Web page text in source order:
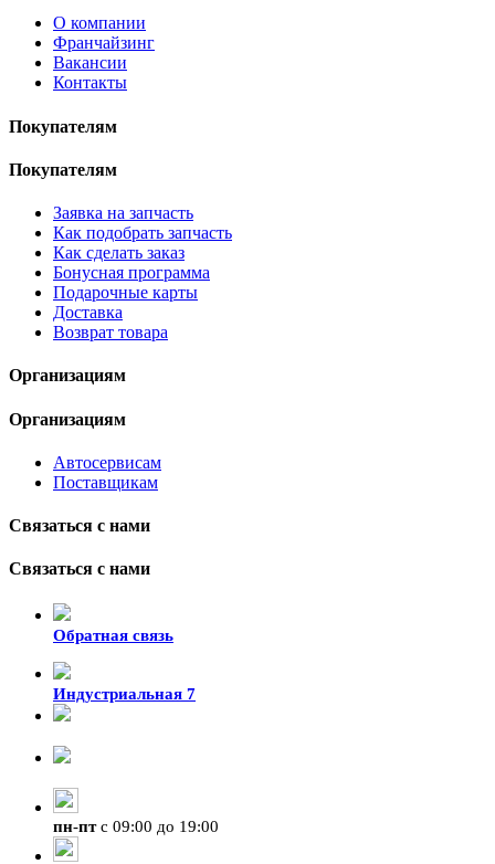
О компании
Франчайзинг
Вакансии
Контакты
Покупателям
Покупателям
Заявка на запчасть
Как подобрать запчасть
Как сделать заказ
Бонусная программа
Подарочные карты
Доставка
Возврат товара
Организациям
Организациям
Автосервисам
Поставщикам
Связаться с нами
Связаться с нами
Обратная связь
Индустриальная 7
пн-птс 09:00 до 19:00